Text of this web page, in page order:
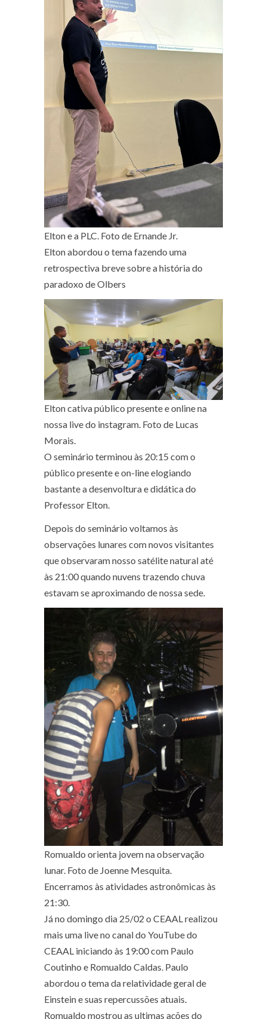
Elton e a PLC. Foto de Ernande Jr.
Elton abordou o tema fazendo uma
retrospectiva breve sobre a história do
paradoxo de Olbers
Elton cativa público presente e online na
nossa live do instagram. Foto de Lucas
Morais.
O seminário terminou às 20:15 com o
público presente e on-line elogiando
bastante a desenvoltura e didática do
Professor Elton.
Depois do seminário voltamos às
observações lunares com novos visitantes
que observaram nosso satélite natural até
às 21:00 quando nuvens trazendo chuva
estavam se aproximando de nossa sede.
Romualdo orienta jovem na observação
lunar. Foto de Joenne Mesquita.
Encerramos às atividades astronômicas às
21:30.
Já no domingo dia 25/02 o CEAAL realizou
mais uma live no canal do YouTube do
CEAAL iniciando às 19:00 com Paulo
Coutinho e Romualdo Caldas. Paulo
abordou o tema da relatividade geral de
Einstein e suas repercussões atuais.
Romualdo mostrou as ultimas ações do